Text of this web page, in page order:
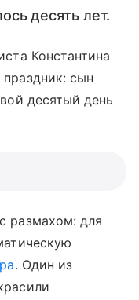
десять лет.
Константина
сын
десятый день
размахом: для
. Один из